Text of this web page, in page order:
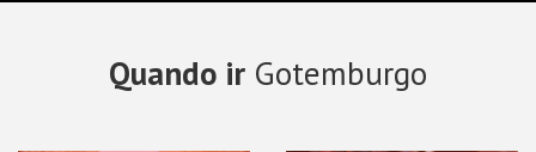
Quando ir Gotemburgo